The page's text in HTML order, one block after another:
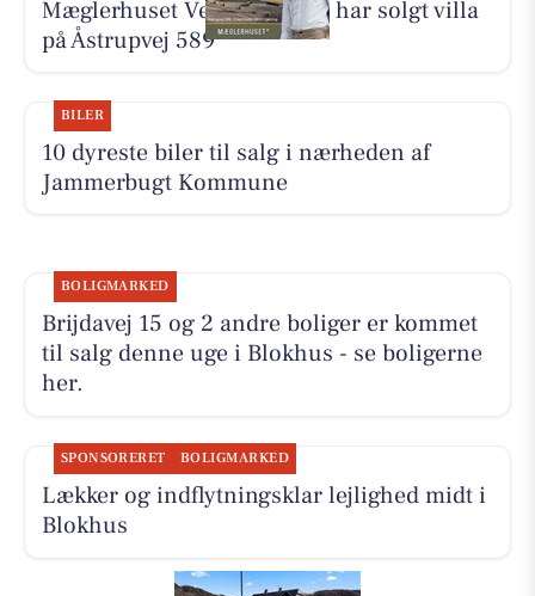
Mæglerhuset Vestkysten I/S har solgt villa
på Åstrupvej 589
BILER
10 dyreste biler til salg i nærheden af
Jammerbugt Kommune
BOLIGMARKED
Brijdavej 15 og 2 andre boliger er kommet
til salg denne uge i Blokhus - se boligerne
her.
SPONSORERET BOLIGMARKED
Lækker og indflytningsklar lejlighed midt i
Blokhus